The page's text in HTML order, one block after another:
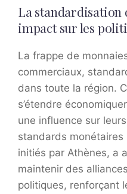
La standardisation
impact sur les
La frappe de
commerciaux,
dans toute la région.
s’étendre
une influence sur
standards monétaires
initiés par Athènes, a
maintenir des
politiques, renforçant